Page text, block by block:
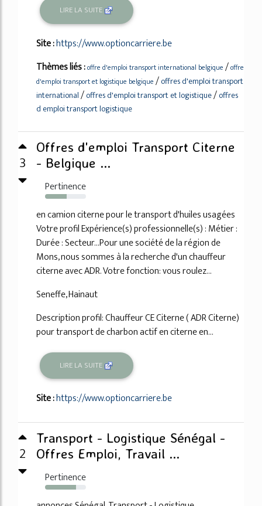
LIRE LA SUITE
Site :https://www.optioncarriere.be
Thèmes liés :offre d'emploi transport international belgique /offre
d'emploi transport et logistique belgique /offres d'emploi transport
international/offres d'emploi transport et logistique/offres
d emploi transport logistique
3
Offres d'emploi Transport Citerne
- Belgique ...
Pertinence
53%
en camion citerne pour le transport d'huiles usagées
Votre profil Expérience(s) professionnelle(s) : Métier :
Durée : Secteur...Pour une société de la région de
Mons, nous sommes à la recherche d'un chauffeur
citerne avec ADR. Votre fonction: vous roulez...
Seneffe, Hainaut
Description profil: Chauffeur CE Citerne ( ADR Citerne)
pour transport de charbon actif en citerne en...
LIRE LA SUITE
Site :https://www.optioncarriere.be
2
Transport - Logistique Sénégal -
Offres Emploi, Travail ...
Pertinence
76%